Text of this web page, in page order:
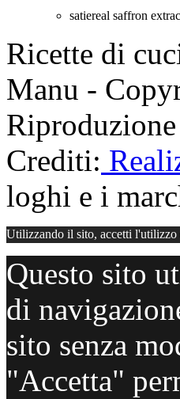
satiereal saffron
Ricette di
Manu -
Crediti:
loghi e i
Utilizzando il sito, accetti l'utilizzo
Questo sito
di
sito senza
"Accetta"